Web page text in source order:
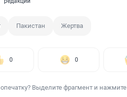
Пакистан Жертва
0 0
Выделите фрагмент и нажмите